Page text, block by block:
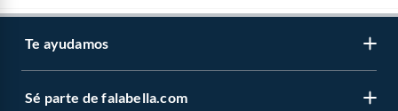
Te ayudamos
Sé parte de falabella.com